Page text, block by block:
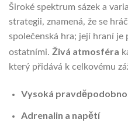
Široké spektrum sázek a
strategii, znamená, že se
společenská hra; její hraní
ostatními. Živá atmosféra
který přidává k celkovému
Vysoká
Adrenalin a napětí